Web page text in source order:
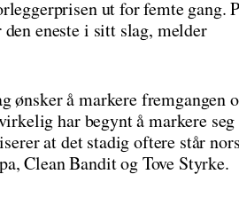
ut for femte gang.
eneste i sitt slag, melder
ønsker å markere fremgangen
har begynt å markere seg
at det stadig oftere står
Clean Bandit og Tove Styrke.